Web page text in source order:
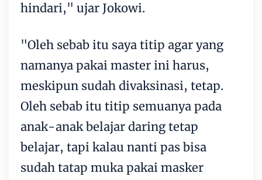
hindari," ujar Jokowi.
"Oleh sebab itu saya titip agar yang
namanya pakai master ini harus,
meskipun sudah divaksinasi, tetap.
Oleh sebab itu titip semuanya pada
anak-anak belajar daring tetap
belajar, tapi kalau nanti pas bisa
sudah tatap muka pakai masker